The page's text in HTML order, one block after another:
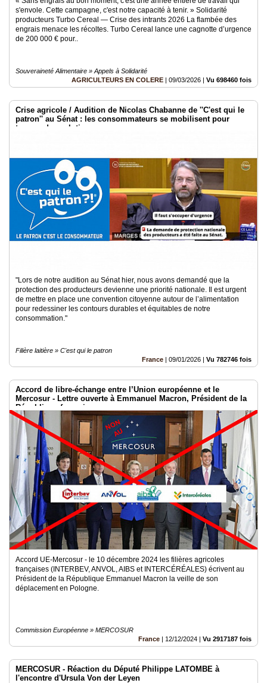
s'envole. Cette campagne, c'est notre capacité à tenir. » Solidarité
producteurs Turbo Cereal — Crise des intrants 2026 La flambée des
engrais menace les récoltes. Turbo Cereal lance une cagnotte d’urgence
de 200 000 € pour..
Souveraineté Alimentaire » Appels à Solidarité
AGRICULTEURS EN COLERE | 09/03/2026 | Vu 698460 fois
Crise agricole / Audition de Nicolas Chabanne de ''C'est qui le
patron'' au Sénat : les consommateurs se mobilisent pour
trouver des solutions
"Lors de notre audition au Sénat hier, nous avons demandé que la
protection des producteurs devienne une priorité nationale. Il est urgent
de mettre en place une convention citoyenne autour de l’alimentation
pour redessiner les contours durables et équitables de notre
consommation."
Filière laitière » C'est qui le patron
France | 09/01/2026 | Vu 782746 fois
Accord de libre-échange entre l’Union européenne et le
Mercosur - Lettre ouverte à Emmanuel Macron, Président de la
République française
Accord UE-Mercosur - le 10 décembre 2024 les filières agricoles
françaises (INTERBEV, ANVOL, AIBS et INTERCÉRÉALES) écrivent au
Président de la République Emmanuel Macron la veille de son
déplacement en Pologne.
Commission Européenne » MERCOSUR
France | 12/12/2024 | Vu 2917187 fois
MERCOSUR - Réaction du Député Philippe LATOMBE à
l'encontre d'Ursula Von der Leyen